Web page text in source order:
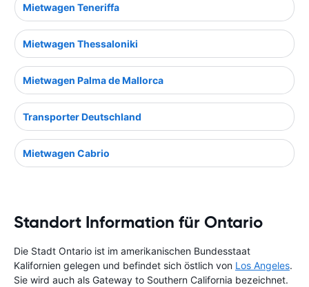
Mietwagen Teneriffa
Mietwagen Thessaloniki
Mietwagen Palma de Mallorca
Transporter Deutschland
Mietwagen Cabrio
Standort Information für Ontario
Die Stadt Ontario ist im amerikanischen Bundesstaat
Kalifornien gelegen und befindet sich östlich von Los Angeles.
Sie wird auch als Gateway to Southern California bezeichnet.